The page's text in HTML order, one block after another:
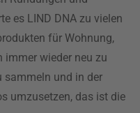
es LIND DNA zu vielen
für Wohnung,
immer wieder neu zu
sammeln und in der
umzusetzen, das ist die